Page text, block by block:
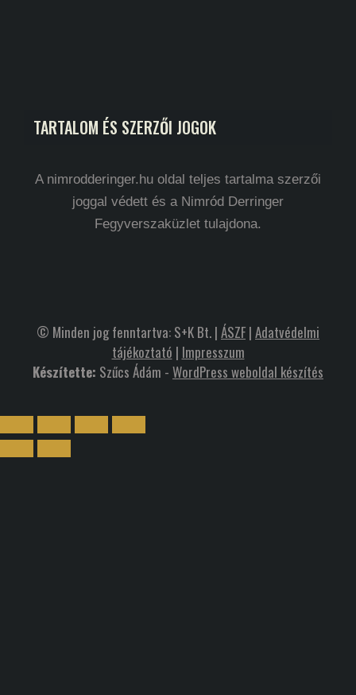
TARTALOM ÉS SZERZŐI JOGOK
A nimrodderinger.hu oldal teljes tartalma szerzői
joggal védett és a Nimród Derringer
Fegyverszaküzlet tulajdona.
© Minden jog fenntartva: S+K Bt. | ÁSZF| Adatvédelmi
tájékoztató | Impresszum
Készítette: Szűcs Ádám - WordPress weboldal készítés